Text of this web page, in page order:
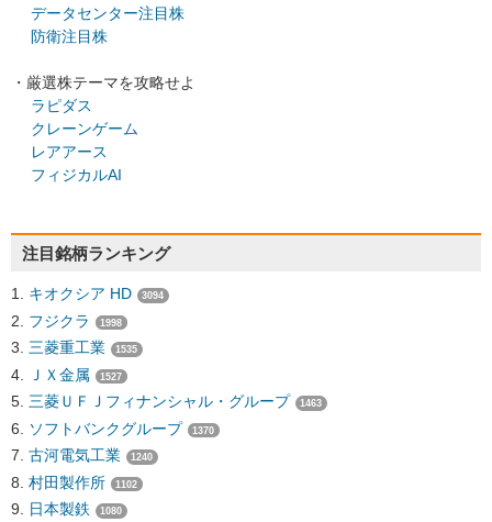
データセンター注目株
防衛注目株
・厳選株テーマを攻略せよ
ラピダス
クレーンゲーム
レアアース
フィジカルAI
注目銘柄ランキング
キオクシア HD 3094
フジクラ 1998
三菱重工業 1535
ＪＸ金属 1527
三菱ＵＦＪフィナンシャル・グループ 1463
ソフトバンクグループ 1370
古河電気工業 1240
村田製作所 1102
日本製鉄 1080